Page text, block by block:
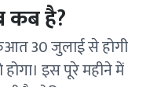
कब है?
30 जुलाई से होगी
इस पूरे महीने में